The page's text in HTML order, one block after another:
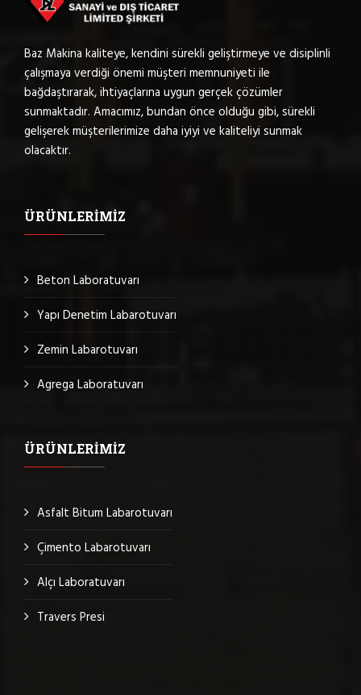
Baz Makina kaliteye, kendini sürekli geliştirmeye ve disiplinli
çalışmaya verdiği önemi müşteri memnuniyeti ile
bağdaştırarak, ihtiyaçlarına uygun gerçek çözümler
sunmaktadır. Amacımız, bundan önce olduğu gibi, sürekli
gelişerek müşterilerimize daha iyiyi ve kaliteliyi sunmak
olacaktır.
ÜRÜNLERIMIZ
Beton Laboratuvarı
Yapı Denetim Labarotuvarı
Zemin Labarotuvarı
Agrega Laboratuvarı
ÜRÜNLERIMIZ
Asfalt Bitum Labarotuvarı
Çimento Labarotuvarı
Alçı Laboratuvarı
Travers Presi